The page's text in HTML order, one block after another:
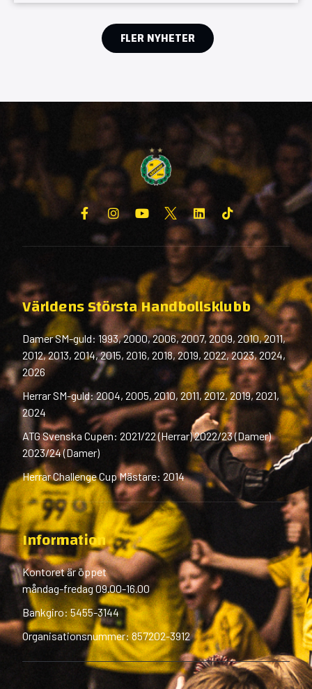
FLER NYHETER
Världens Största Handbollsklubb
Damer SM-guld: 1993, 2000, 2006, 2007, 2009, 2010, 2011,
2012, 2013, 2014, 2015, 2016, 2018, 2019, 2022, 2023, 2024,
2026
Herrar SM-guld: 2004, 2005, 2010, 2011, 2012, 2019, 2021,
2024
ATG Svenska Cupen: 2021/22 (Herrar) 2022/23 (Damer)
2023/24 (Damer)
Herrar Challenge Cup Mästare: 2014
Information
Kontoret är öppet
måndag-fredag 09.00-16.00
Bankgiro: 5455-3144
Organisationsnummer: 857202-3912